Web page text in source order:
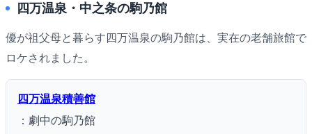
四万温泉・中之条の駒乃館
優が祖父母と暮らす四万温泉の駒乃館は、実在の老舗旅館で
ロケされました。
四万温泉積善館
：劇中の駒乃館